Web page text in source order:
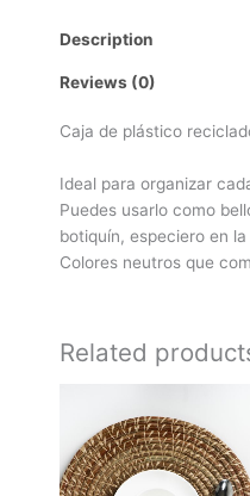
Description
Reviews (0)
Caja de plástico
Ideal para organizar
Puedes usarlo como
botiquín, especiero en
Colores neutros que
Related